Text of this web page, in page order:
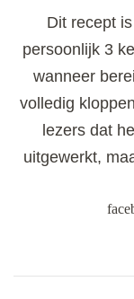
Dit recept
persoonlijk 3
wanneer
volledig
lezers dat
uitgewerkt,